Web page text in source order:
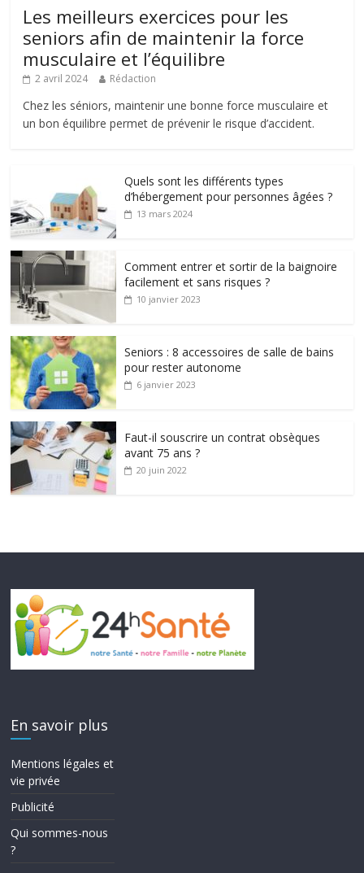
Les meilleurs exercices pour les
seniors afin de maintenir la force
musculaire et l’équilibre
2 avril 2024 Rédaction
Chez les séniors, maintenir une bonne force musculaire et
un bon équilibre permet de prévenir le risque d’accident.
Quels sont les différents types
d’hébergement pour personnes âgées ?
13 mars 2024
Comment entrer et sortir de la baignoire
facilement et sans risques ?
10 janvier 2023
Seniors : 8 accessoires de salle de bains
pour rester autonome
6 janvier 2023
Faut-il souscrire un contrat obsèques
avant 75 ans ?
20 juin 2022
En savoir plus
Mentions légales et
vie privée
Publicité
Qui sommes-nous
?